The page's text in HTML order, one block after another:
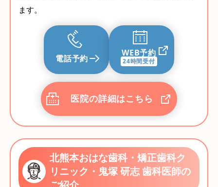
ます。
電話予約
WEB予約
24時間受付
医院の詳細はこちら
北熊本おはな歯科・矯正歯科ク
リニック・鬼塚 研志 歯科医師の